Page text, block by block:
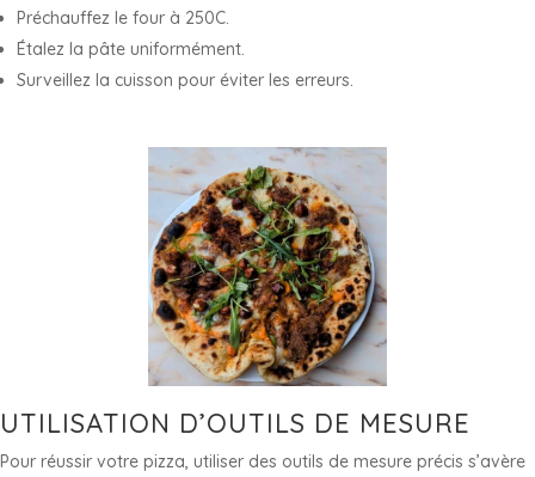
Préchauffez le four à 250C.
Étalez la pâte uniformément.
Surveillez la cuisson pour éviter les erreurs.
UTILISATION D’OUTILS DE MESURE
Pour réussir votre pizza, utiliser des outils de mesure précis s’avère